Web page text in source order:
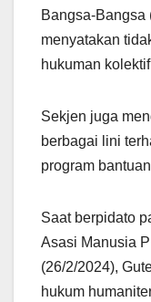
Bangsa-Bangsa
menyatakan
hukuman
Sekjen juga
berbagai lini
program
Saat berpidato
Asasi Manusia
(26/2/2024),
hukum